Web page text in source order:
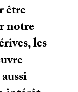
être
notre
les